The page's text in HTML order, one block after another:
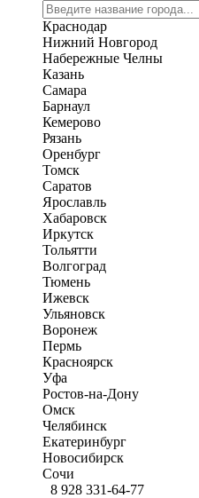
Краснодар
Нижний Новгород
Набережные Челны
Казань
Самара
Барнаул
Кемерово
Рязань
Оренбург
Томск
Саратов
Ярославль
Хабаровск
Иркутск
Тольятти
Волгоград
Тюмень
Ижевск
Ульяновск
Воронеж
Пермь
Красноярск
Уфа
Ростов-на-Дону
Омск
Челябинск
Екатеринбург
Новосибирск
Сочи
8 928 331-64-77